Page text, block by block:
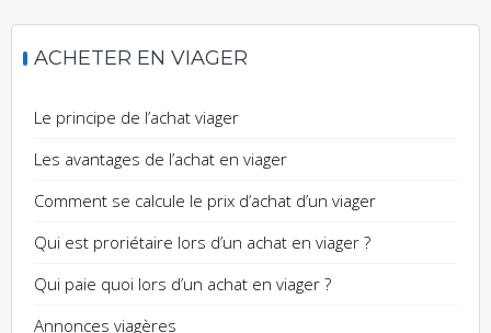
ACHETER EN VIAGER
Le principe de l’achat viager
Les avantages de l’achat en viager
Comment se calcule le prix d’achat d’un viager
Qui est proriétaire lors d’un achat en viager ?
Qui paie quoi lors d’un achat en viager ?
Annonces viagères